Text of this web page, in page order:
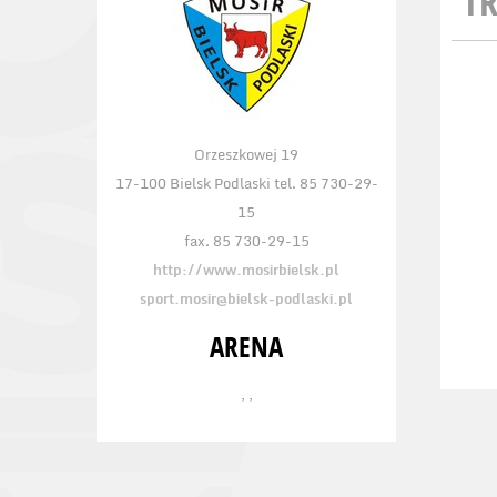
Orzeszkowej 19
17-100 Bielsk Podlaski tel. 85 730-29-
15
fax. 85 730-29-15
http://www.mosirbielsk.pl
sport.mosir@bielsk-podlaski.pl
ARENA
, ,